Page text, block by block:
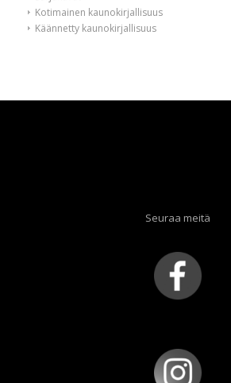
Kotimainen kaunokirjallisuus
Käännetty kaunokirjallisuus
Seuraa meitä